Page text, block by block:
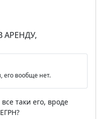
АРЕНДУ,
его вообще нет.
таки его, вроде